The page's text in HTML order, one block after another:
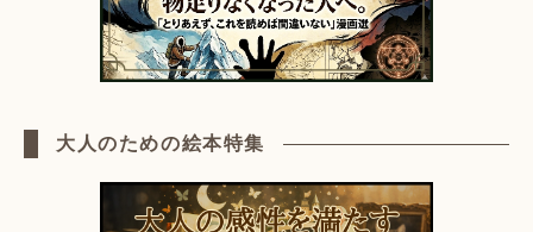
大人のための絵本特集